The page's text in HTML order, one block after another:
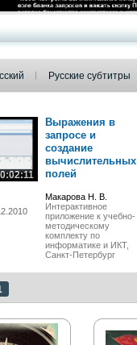
Русские субтитры
Выражения в
запросе и
создание
вычислительных
полей
Макарова Н. В.
Интерактивное
приложение к учебно-
методическому
комплекту по
информатике и ИКТ,
Санкт-Петербург